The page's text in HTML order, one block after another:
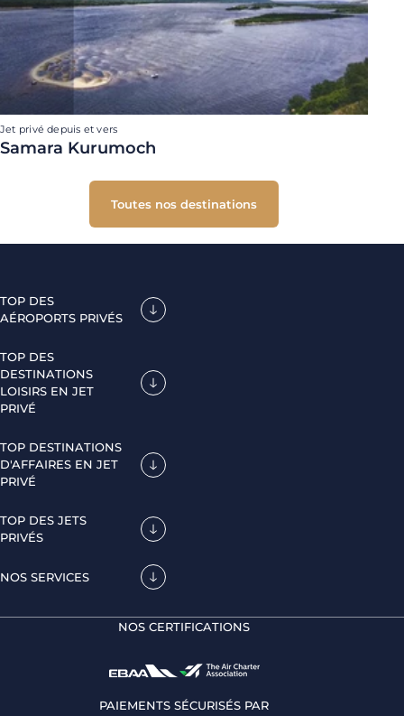
Jet privé depuis et vers
Samara Kurumoch
Toutes nos destinations
TOP DES
AÉROPORTS PRIVÉS
TOP DES
DESTINATIONS
LOISIRS EN JET
PRIVÉ
TOP DESTINATIONS
D'AFFAIRES EN JET
PRIVÉ
TOP DES JETS
PRIVÉS
NOS SERVICES
NOS CERTIFICATIONS
PAIEMENTS SÉCURISÉS PAR